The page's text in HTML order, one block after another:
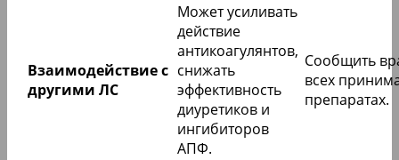
Взаимодействие с
другими ЛС
Может усиливать
действие
антикоагулянтов,
снижать
эффективность
диуретиков и
ингибиторов
АПФ.
Сообщить
всех
препаратах.